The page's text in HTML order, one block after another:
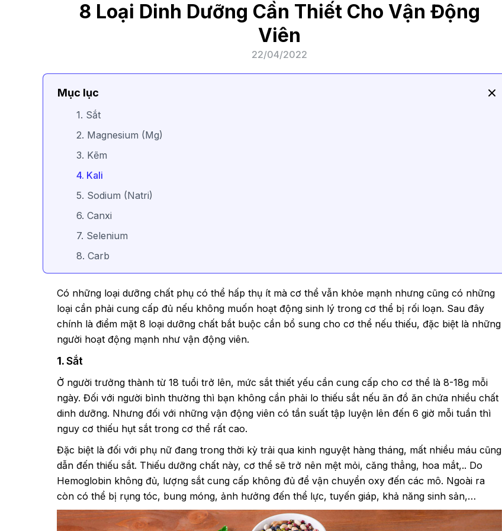
8 Loại Dinh Dưỡng Cần Thiết Cho Vận Động
Viên
22/04/2022
Mục lục
1. Sắt
2. Magnesium (Mg)
3. Kẽm
4. Kali
5. Sodium (Natri)
6. Canxi
7. Selenium
8. Carb
Có những loại dưỡng chất phụ có thể hấp thụ ít mà cơ thể vẫn khỏe mạnh nhưng cũng có những
loại cần phải cung cấp đủ nếu không muốn hoạt động sinh lý trong cơ thể bị rối loạn. Sau đây
chính là điểm mặt 8 loại dưỡng chất bắt buộc cần bổ sung cho cơ thể nếu thiếu, đặc biệt là những
người hoạt động mạnh như vận động viên.
1.Sắt
Ở người trưởng thành từ 18 tuổi trở lên, mức sắt thiết yếu cần cung cấp cho cơ thể là 8-18g mỗi
ngày. Đối với người bình thường thì bạn không cần phải lo thiếu sắt nếu ăn đồ ăn chứa nhiều chất
dinh dưỡng. Nhưng đối với những vận động viên có tần suất tập luyện lên đến 6 giờ mỗi tuần thì
nguy cơ thiếu hụt sắt trong cơ thể rất cao.
Đặc biệt là đối với phụ nữ đang trong thời kỳ trải qua kinh nguyệt hàng tháng, mất nhiều máu cũng
dẫn đến thiếu sắt. Thiếu dưỡng chất này, cơ thể sẽ trở nên mệt mỏi, căng thẳng, hoa mắt,.. Do
Hemoglobin không đủ, lượng sắt cung cấp không đủ để vận chuyển oxy đến các mô. Ngoài ra
còn có thể bị rụng tóc, bung móng, ảnh hưởng đến thể lực, tuyến giáp, khả năng sinh sản,…